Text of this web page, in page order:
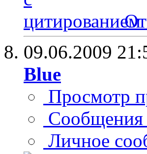
09.06.2009
Blue
Просмотр
Личное